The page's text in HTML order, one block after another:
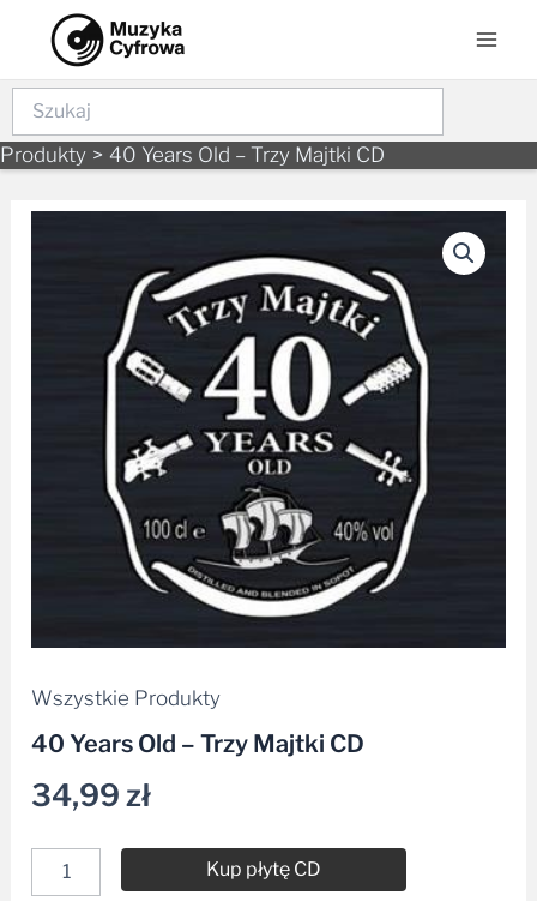
content
Szukaj
Produkty 40 Years Old – Trzy Majtki CD
Wszystkie Produkty
40 Years Old – Trzy Majtki CD
34,99zł
Kup płytę CD